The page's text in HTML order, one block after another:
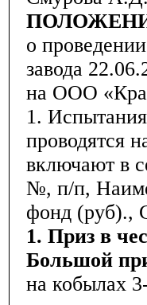
о
завода
на ООО
1.
проводятся
включают в
№, п/п,
фонд (руб).,
1. Приз в
Большой
на кобылах